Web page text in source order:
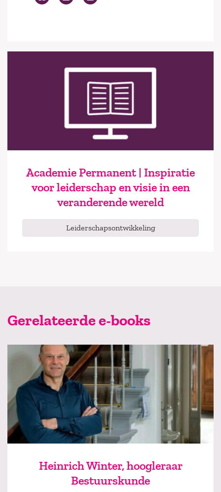
Academie Permanent | Inspiratie
voor leiderschap en visie in een
veranderende wereld
Leiderschapsontwikkeling
Gerelateerde e-books
Heinrich Winter, hoogleraar
Bestuurskunde